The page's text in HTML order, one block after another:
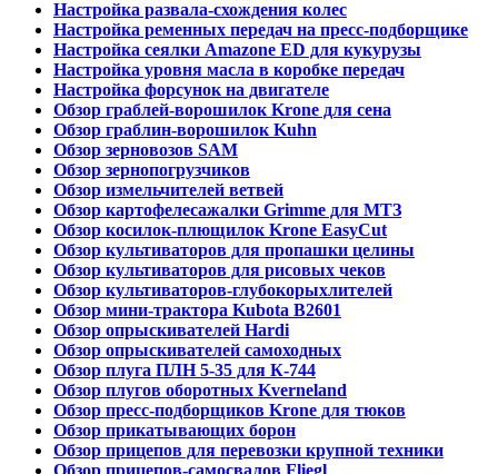
Настройка развала-схождения колес
Настройка ременных передач на пресс-подборщике
Настройка сеялки Amazone ED для кукурузы
Настройка уровня масла в коробке передач
Настройка форсунок на двигателе
Обзор граблей-ворошилок Krone для сена
Обзор граблин-ворошилок Kuhn
Обзор зерновозов SAM
Обзор зернопогрузчиков
Обзор измельчителей ветвей
Обзор картофелесажалки Grimme для МТЗ
Обзор косилок-плющилок Krone EasyCut
Обзор культиваторов для пропашки целины
Обзор культиваторов для рисовых чеков
Обзор культиваторов-глубокорыхлителей
Обзор мини-трактора Kubota B2601
Обзор опрыскивателей Hardi
Обзор опрыскивателей самоходных
Обзор плуга ПЛН 5-35 для К-744
Обзор плугов оборотных Kverneland
Обзор пресс-подборщиков Krone для тюков
Обзор прикатывающих борон
Обзор прицепов для перевозки крупной техники
Обзор прицепов-самосвалов Fliegl